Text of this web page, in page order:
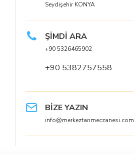
Seydişehir KONYA
ŞİMDİ ARA
+90 5326465902
+90 5382757558
BİZE YAZIN
info@merkeztarımeczanesi.com